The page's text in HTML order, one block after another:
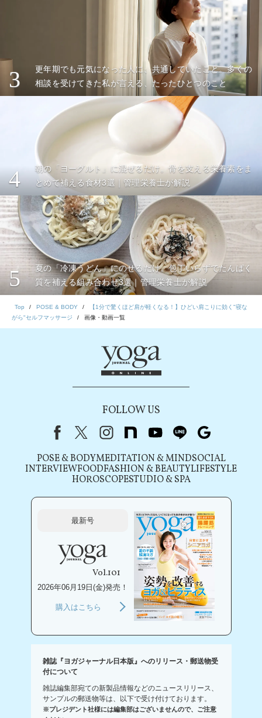
3
更年期でも元気になった人に、共通していたこと。多くの
相談を受けてきた私が言える、たったひとつのこと
4
朝の「ヨーグルト」に混ぜるだけ。骨を支える栄養素をま
とめて補える食材3選｜管理栄養士が解説
5
夏の「冷凍うどん」にのせるだけ。包丁いらずでたんぱく
質を補える組み合わせ3選｜管理栄養士が解説
Top POSE & BODY
【1分で驚くほど肩が軽くなる！】ひどい肩こりに効く"寝な
がら"セルフマッサージ
画像・動画一覧
FOLLOW US
FacebookX（旧Twitter）
instagram
note youtubeline
POSE & BODYMEDITATION & MINDSOCIAL
INTERVIEWFOODFASHION & BEAUTYLIFESTYLE
HOROSCOPESTUDIO & SPA
最新号
Vol.101
2026年06月19日(金)発売！
購入はこちら
雑誌『ヨガジャーナル日本版』へのリリース・郵送物受
付について
雑誌編集部宛ての新製品情報などのニュースリリース、
サンプルの郵送物等は、以下で受け付けております。
※プレジデント社様には編集部はございませんので、ご注意